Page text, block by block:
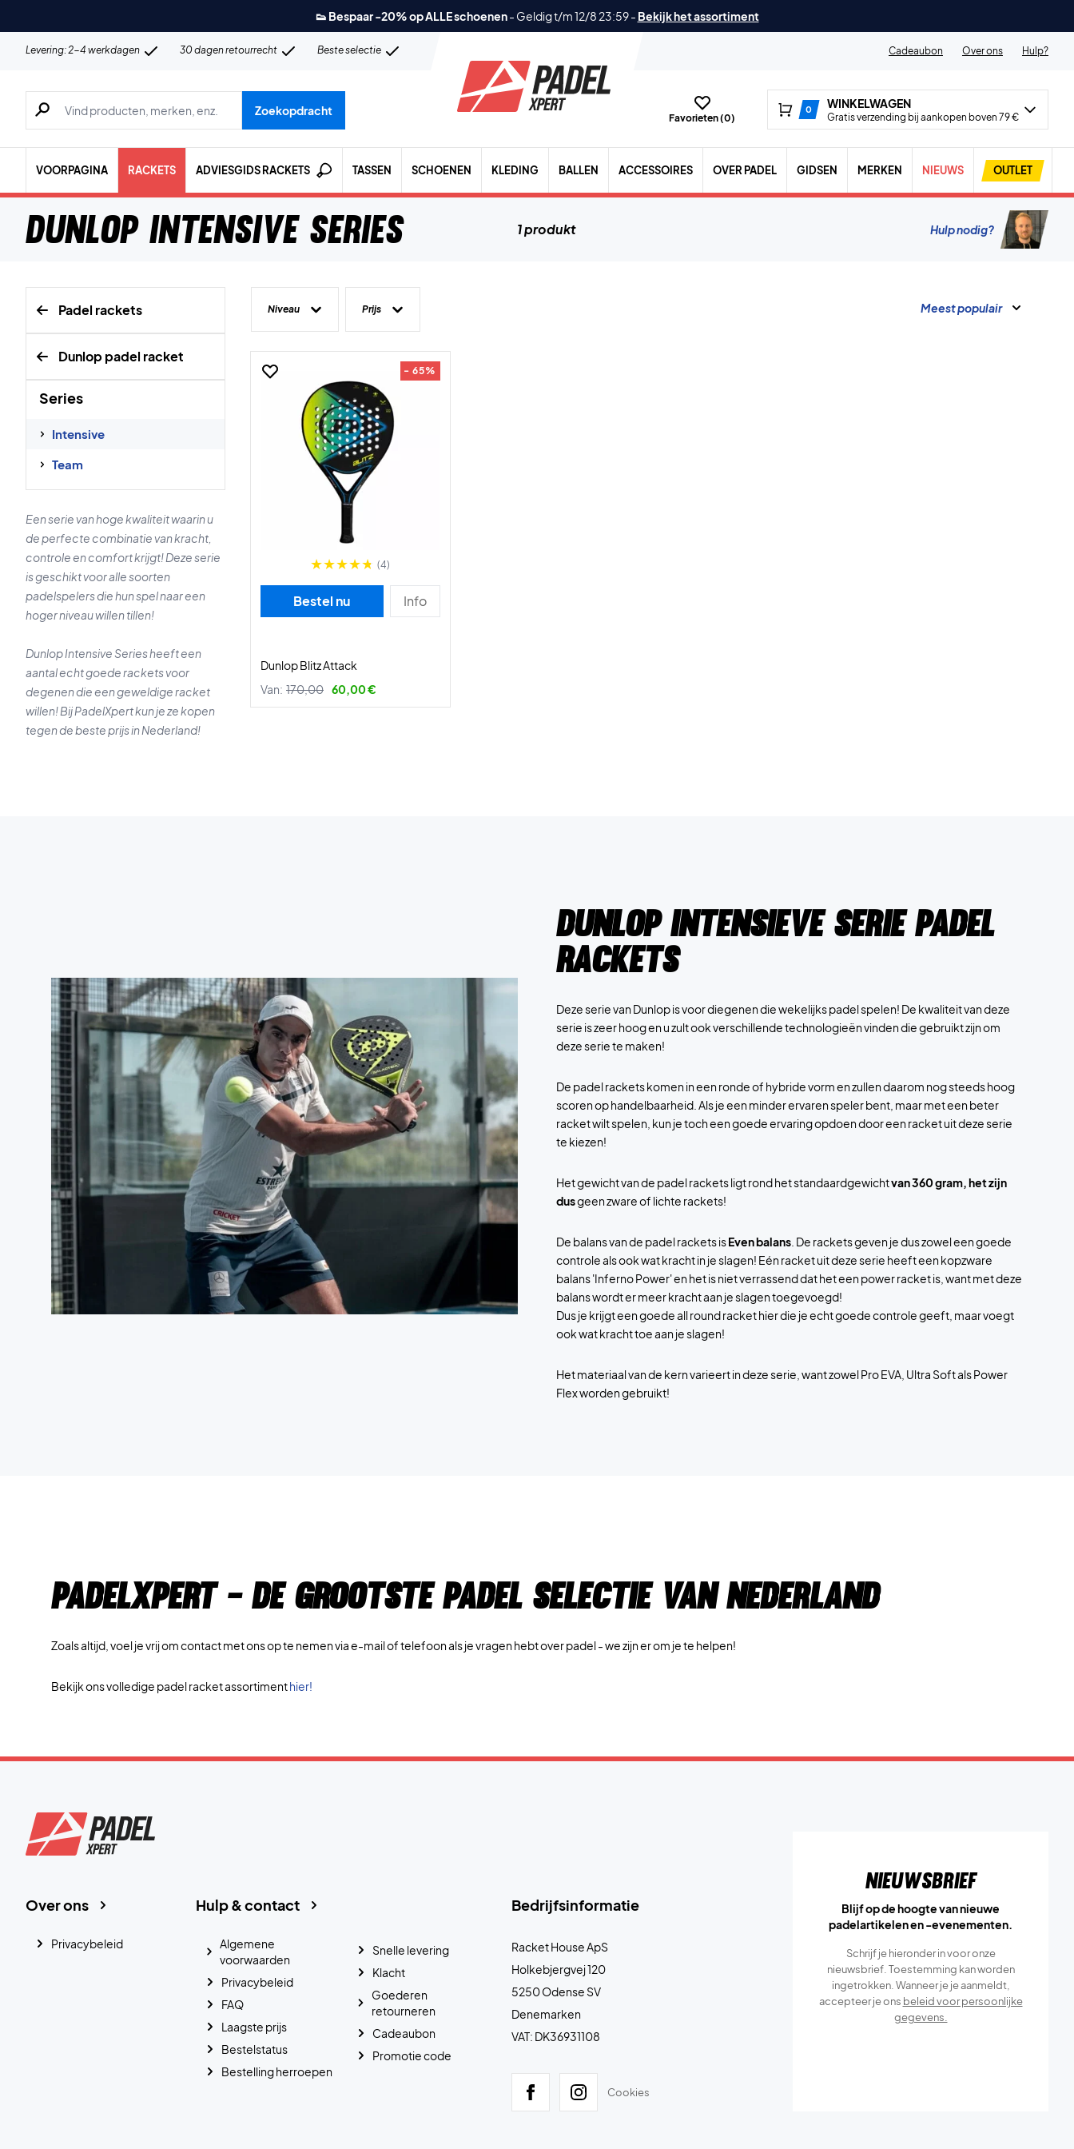
👟 Bespaar -20% op ALLE schoenen- Geldig t/m 12/8 23:59- Bekijk het assortiment
Levering: 2-4 werkdagen 30 dagen retourrecht Beste selectie Cadeaubon Over ons Hulp?
Zoeken naar producten, merken etc.
Zoekopdracht
Favorieten (0)
0 WINKELWAGEN
Gratis verzending bij aankopen boven 79 €
VOORPAGINA RACKETS ADVIESGIDS RACKETS TASSEN SCHOENEN KLEDING BALLEN ACCESSOIRES OVER PADEL GIDSEN MERKEN NIEUWS OUTLET
Dunlop Intensive Series 1 produkt Hulp nodig?
Padel rackets
Dunlop padel racket
Series
Intensive
Team
Een serie van hoge kwaliteit waarin u
de perfecte combinatie van kracht,
controle en comfort krijgt! Deze serie
is geschikt voor alle soorten
padelspelers die hun spel naar een
hoger niveau willen tillen!
Dunlop Intensive Series heeft een
aantal echt goede rackets voor
degenen die een geweldige racket
willen! Bij PadelXpert kun je ze kopen
tegen de beste prijs in Nederland!
Niveau Prijs Meest populair
- 65%
(4)
Bestel nu Info
Dunlop Blitz Attack
Van: 170,00 60,00 €
Dunlop Intensieve Serie Padel
Rackets
Deze serie van Dunlop is voor diegenen die wekelijks padel spelen! De kwaliteit van deze
serie is zeer hoog en u zult ook verschillende technologieën vinden die gebruikt zijn om
deze serie te maken!
De padel rackets komen in een ronde of hybride vorm en zullen daarom nog steeds hoog
scoren op handelbaarheid. Als je een minder ervaren speler bent, maar met een beter
racket wilt spelen, kun je toch een goede ervaring opdoen door een racket uit deze serie
te kiezen!
Het gewicht van de padel rackets ligt rond het standaardgewichtvan 360 gram, het zijn
dusgeen zware of lichte rackets!
De balans van de padel rackets isEven balans . De rackets geven je dus zowel een goede
controle als ook wat kracht in je slagen! Eén racket uit deze serie heeft een kopzware
balans 'Inferno Power' en het is niet verrassend dat het een power racket is, want met deze
balans wordt er meer kracht aan je slagen toegevoegd!
Dus je krijgt een goede all round racket hier die je echt goede controle geeft, maar voegt
ook wat kracht toe aan je slagen!
Het materiaal van de kern varieert in deze serie, want zowel Pro EVA, Ultra Soft als Power
Flex worden gebruikt!
PadelXpert - De grootste padel selectie van Nederland
Zoals altijd, voel je vrij om contact met ons op te nemen via e-mail of telefoon als je vragen hebt over padel - we zijn er om je te helpen!
Bekijk ons volledige padel racket assortimenthier!
Bedrijfsinformatie
Racket House ApS
Holkebjergvej 120
5250 Odense SV
Denemarken
VAT: DK36931108
Cookies
Hulp & contact
Algemene
voorwaarden
Privacybeleid
FAQ
Laagste prijs
Bestelstatus
Bestelling herroepen
Snelle levering
Klacht
Goederen
retourneren
Cadeaubon
Promotie code
Over ons
Privacybeleid
Nieuwsbrief
Blijf op de hoogte van nieuwe
padelartikelen en -evenementen.
Schrijf je hieronder in voor onze
nieuwsbrief. Toestemming kan worden
ingetrokken. Wanneer je je aanmeldt,
accepteer je ons beleid voor persoonlijke
gegevens.